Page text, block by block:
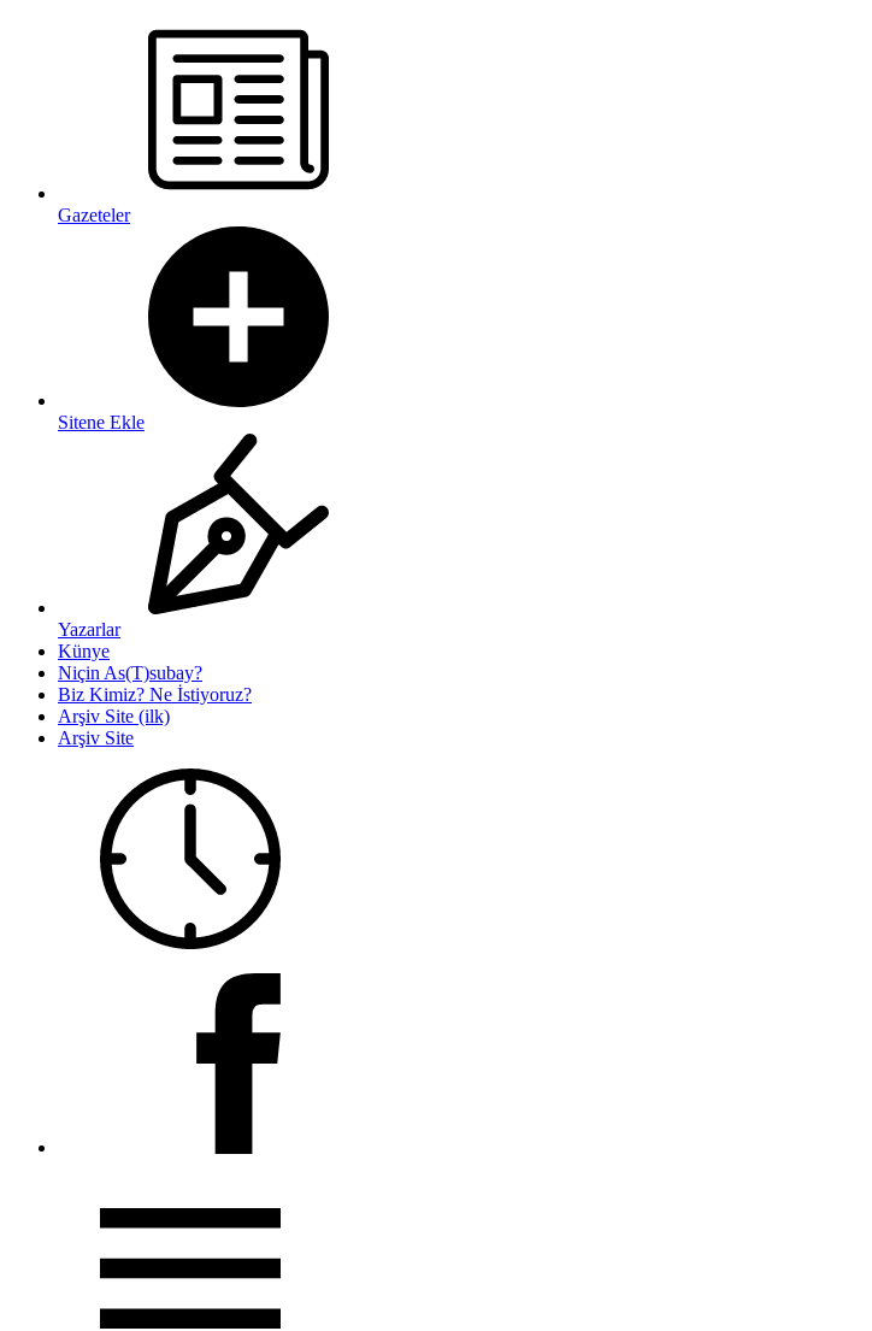
Gazeteler
Sitene Ekle
Yazarlar
Künye
Niçin As(T)subay?
Biz Kimiz? Ne İstiyoruz?
Arşiv Site (ilk)
Arşiv Site